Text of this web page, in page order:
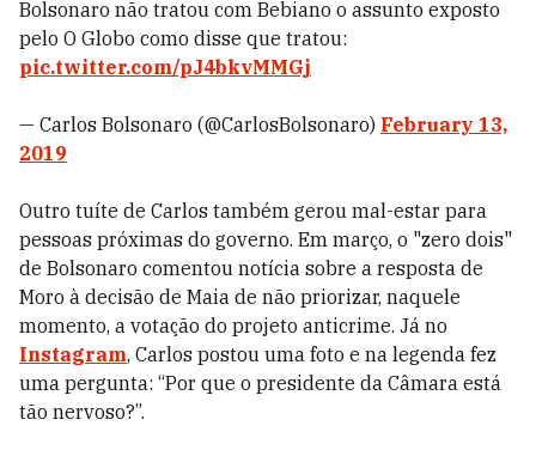
Bolsonaro não tratou com Bebiano o assunto exposto
pelo O Globo como disse que tratou:
pic.twitter.com/pJ4bkvMMGj
— Carlos Bolsonaro (@CarlosBolsonaro) February 13,
2019
Outro tuíte de Carlos também gerou mal-estar para
pessoas próximas do governo. Em março, o "zero dois"
de Bolsonaro comentou notícia sobre a resposta de
Moro à decisão de Maia de não priorizar, naquele
momento, a votação do projeto anticrime. Já no
Instagram, Carlos postou uma foto e na legenda fez
uma pergunta: “Por que o presidente da Câmara está
tão nervoso?”.